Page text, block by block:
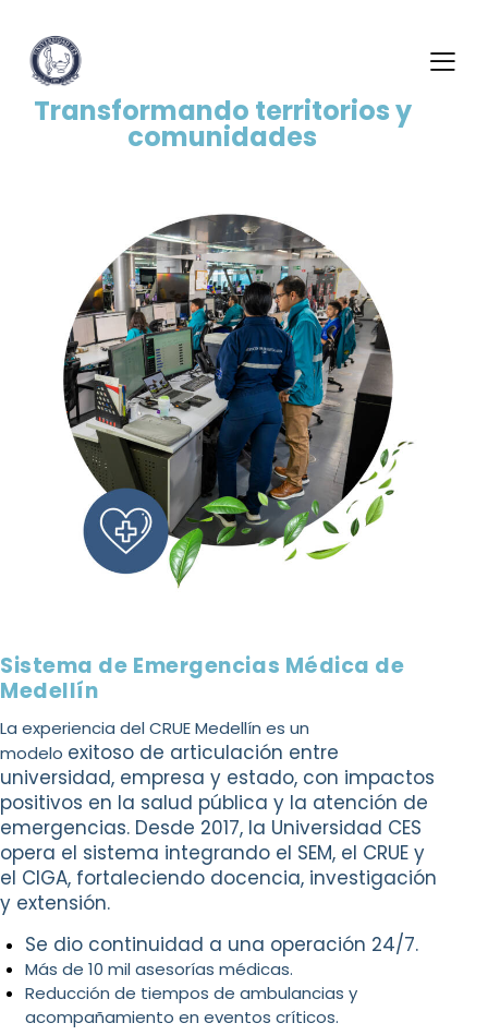
Transformando territorios y
comunidades
Sistema de Emergencias Médica de
Medellín
La experiencia del CRUE Medellín es un
modelo exitoso de articulación entre
universidad, empresa y estado, con impactos
positivos en la salud pública y la atención de
emergencias. Desde 2017, la Universidad CES
opera el sistema integrando el SEM, el CRUE y
el CIGA, fortaleciendo docencia, investigación
y extensión.
Se dio continuidad a una operación 24/7.
Más de 10 mil asesorías médicas.
Reducción de tiempos de ambulancias y
acompañamiento en eventos críticos.